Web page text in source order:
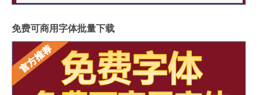
免费可商用字体批量下载